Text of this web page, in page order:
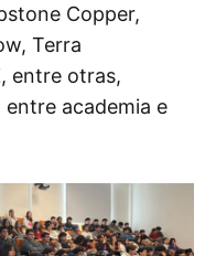
Copper,
Terra
entre otras,
academia e